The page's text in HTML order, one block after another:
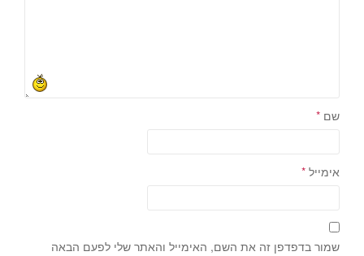
שם *
אימייל *
שמור בדפדפן זה את השם, האימייל והאתר שלי לפעם הבאה